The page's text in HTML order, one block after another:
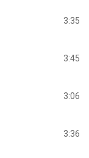
3:35
3:45
3:06
3:36